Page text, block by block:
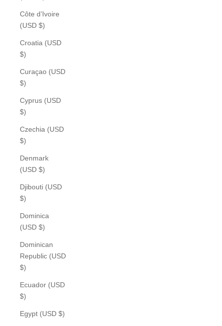
Côte d’Ivoire
(USD $)
Croatia (USD
$)
Curaçao (USD
$)
Cyprus (USD
$)
Czechia (USD
$)
Denmark
(USD $)
Djibouti (USD
$)
Dominica
(USD $)
Dominican
Republic (USD
$)
Ecuador (USD
$)
Egypt (USD $)